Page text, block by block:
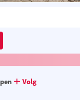
Volg